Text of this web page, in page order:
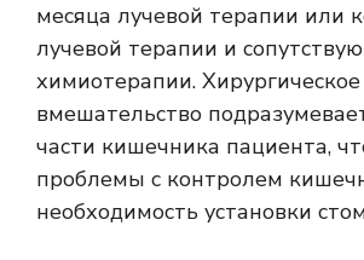
месяца лучевой терапии или
лучевой терапии и
химиотерапии. Хирургическое
вмешательство
части кишечника пациента,
проблемы с контролем
необходимость установки